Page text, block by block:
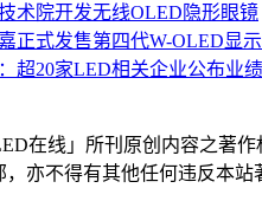
术院开发无线OLED隐形眼镜
正式发售第四代W-OLED显
超20家LED相关企业公布业绩
在线」所刊原创内容之著
亦不得有其他任何违反本站